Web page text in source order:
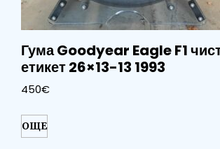
Гума Goodyear Eagle F1
етикет 26×13-13 1993
450€
ОЩЕ